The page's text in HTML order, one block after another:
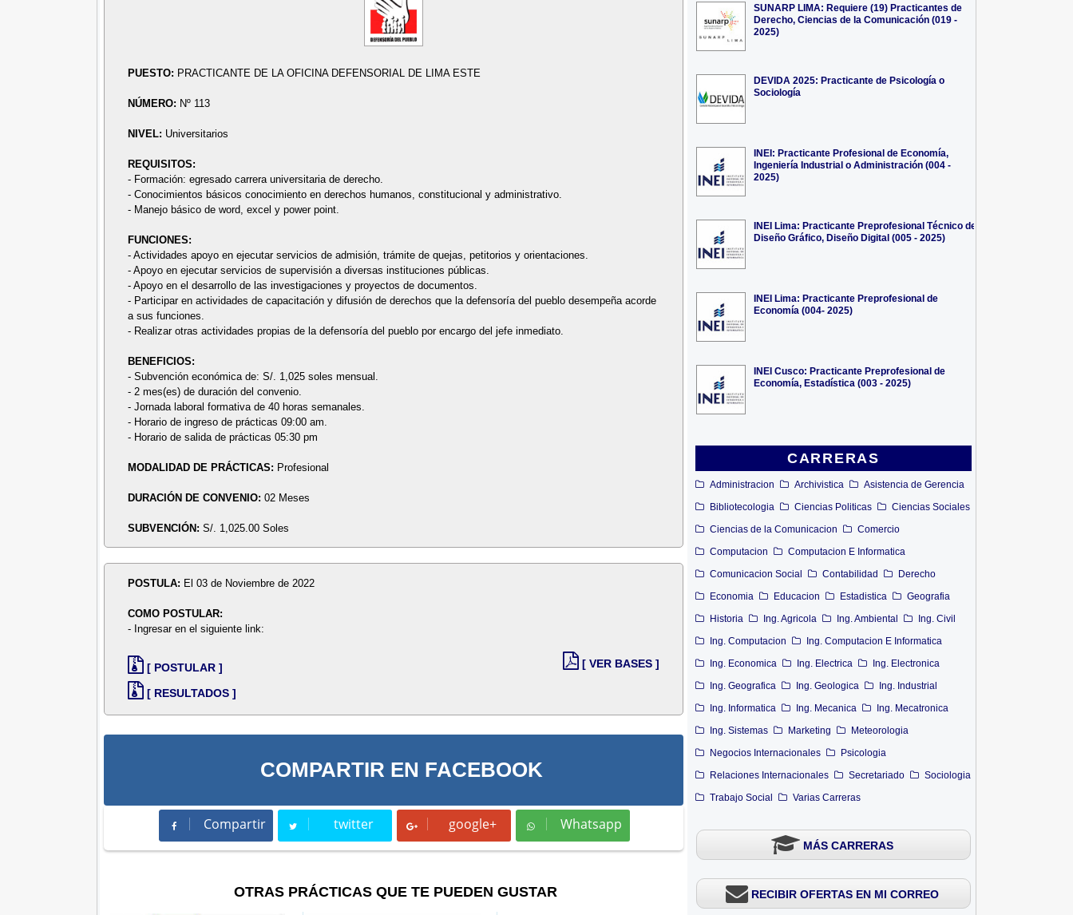
SUNARP LIMA: Requiere (19) Practicantes de
Derecho, Ciencias de la Comunicación (019 -
2025)
DEVIDA 2025: Practicante de Psicología o
Sociología
INEI: Practicante Profesional de Economía,
Ingeniería Industrial o Administración (004 -
2025)
INEI Lima: Practicante Preprofesional Técnico de
Diseño Gráfico, Diseño Digital (005 - 2025)
INEI Lima: Practicante Preprofesional de
Economía (004- 2025)
INEI Cusco: Practicante Preprofesional de
Economía, Estadística (003 - 2025)
CARRERAS
Administracion Archivistica
Asistencia de Gerencia
Bibliotecologia
Ciencias Politicas
Ciencias Sociales
Ciencias de la Comunicacion
Comercio
Computacion
Computacion E Informatica
Comunicacion Social
Contabilidad
Derecho
Economia
Educacion Estadistica
Geografia
Historia
Ing. Agricola Ing. Ambiental
Ing. Civil
Ing. Computacion
Ing. Computacion E Informatica
Ing. Economica
Ing. Electrica
Ing. Electronica
Ing. Geografica
Ing. Geologica
Ing. Industrial
Ing. Informatica
Ing. Mecanica
Ing. Mecatronica
Ing. Sistemas
Marketing
Meteorologia
Negocios Internacionales
Psicologia
Relaciones Internacionales
Secretariado
Sociologia
Trabajo Social
Varias Carreras
MÁS CARRERAS
RECIBIR OFERTAS EN MI CORREO
PUESTO: PRACTICANTE DE LA OFICINA DEFENSORIAL DE LIMA ESTE
NÚMERO: Nº 113
NIVEL: Universitarios
REQUISITOS:
- Formación: egresado carrera universitaria de derecho.
- Conocimientos básicos conocimiento en derechos humanos, constitucional y administrativo.
- Manejo básico de word, excel y power point.
FUNCIONES:
- Actividades apoyo en ejecutar servicios de admisión, trámite de quejas, petitorios y orientaciones.
- Apoyo en ejecutar servicios de supervisión a diversas instituciones públicas.
- Apoyo en el desarrollo de las investigaciones y proyectos de documentos.
- Participar en actividades de capacitación y difusión de derechos que la defensoría del pueblo desempeña acorde
a sus funciones.
- Realizar otras actividades propias de la defensoría del pueblo por encargo del jefe inmediato.
BENEFICIOS:
- Subvención económica de: S/. 1,025 soles mensual.
- 2 mes(es) de duración del convenio.
- Jornada laboral formativa de 40 horas semanales.
- Horario de ingreso de prácticas 09:00 am.
- Horario de salida de prácticas 05:30 pm
MODALIDAD DE PRÁCTICAS: Profesional
DURACIÓN DE CONVENIO:02 Meses
SUBVENCIÓN:S/. 1,025.00 Soles
POSTULA: El 03 de Noviembre de 2022
COMO POSTULAR:
- Ingresar en el siguiente link:
[ POSTULAR ]
[ RESULTADOS ]
[ VER BASES ]
COMPARTIR EN FACEBOOK
Compartir
Compartir twitter
Tweet google+ Whatsapp
Whatsapp
OTRAS PRÁCTICAS QUE TE PUEDEN GUSTAR